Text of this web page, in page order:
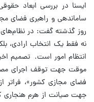
ایسنا در بررسی ابعاد
ساماندهی و راهبری فضای
روز گذشته گفت: در
نه فقط یک انتخاب ارادی،
انتظام امور است. تصمیم
موقت جهت توقف اجرای
فضای مجازی کشور»،
جهت صیانت از هرم هنجاری